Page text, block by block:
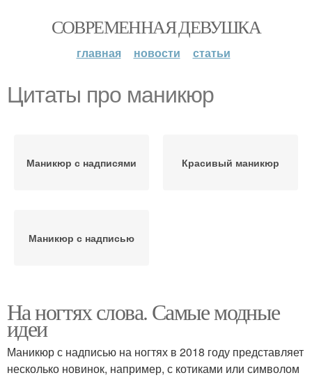
СОВРЕМЕННАЯ ДЕВУШКА
главная новости статьи
Цитаты про маникюр
Маникюр с надписями Красивый маникюр
Маникюр с надписью
На ногтях слова. Самые модные
идеи
Маникюр с надписью на ногтях в 2018 году представляет
несколько новинок, например, с котиками или символом